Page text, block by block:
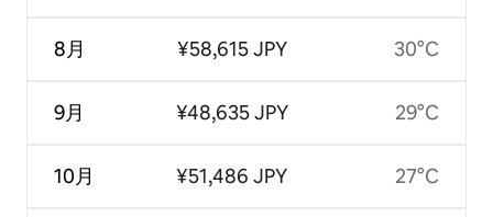
8月
9月
10月
¥58,615 JPY
¥48,635 JPY
¥51,486 JPY
30°C
29°C
27°C